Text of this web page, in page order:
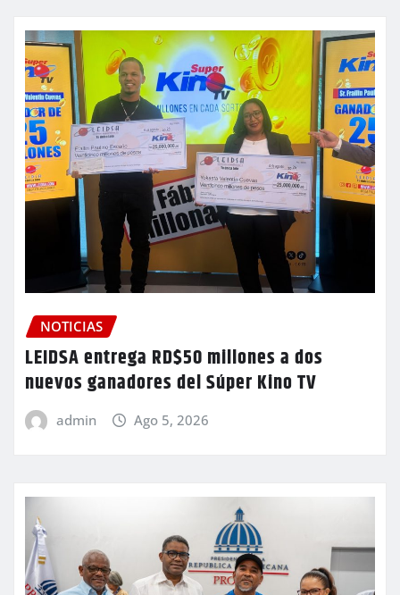
NOTICIAS
LEIDSA entrega RD$50 millones a dos
nuevos ganadores del Súper Kino TV
admin Ago 5, 2026